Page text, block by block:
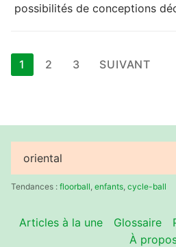
possibilités de conceptions
Pagination
des
1 2 3 SUIVANT
Rechercher
:Tendances : floorball enfants cycle-ball
Articles à la une Glossaire
À